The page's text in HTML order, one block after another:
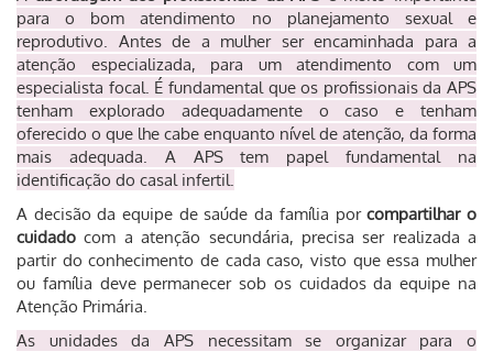
para o bom atendimento no planejamento sexual e
reprodutivo. Antes de a mulher ser encaminhada para a
atenção especializada, para um atendimento com um
especialista focal. É fundamental que os profissionais da APS
tenham explorado adequadamente o caso e tenham
oferecido o que lhe cabe enquanto nível de atenção, da forma
mais adequada. A APS tem papel fundamental na
identificação do casal infertil.
A decisão da equipe de saúde da família porcompartilhar o
cuidado com a atenção secundária, precisa ser realizada a
partir do conhecimento de cada caso, visto que essa mulher
ou família deve permanecer sob os cuidados da equipe na
Atenção Primária.
As unidades da APS necessitam se organizar para o